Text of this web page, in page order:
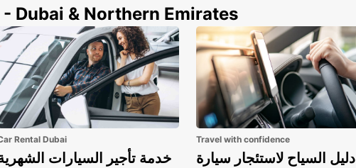
Dubai & Northern Emirates
Rental Dubai
خدمة تأجير السيارات
Travel with confidence
دليل السياح لاستئجار سيارة